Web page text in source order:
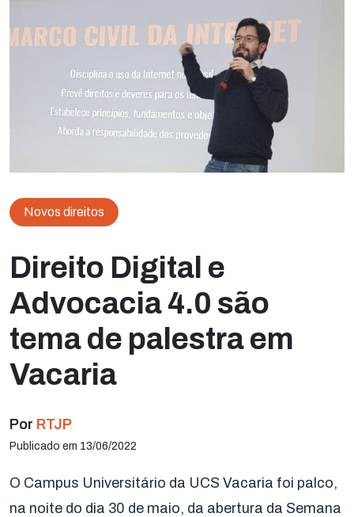
Novos direitos
Direito Digital e
Advocacia 4.0 são
tema de palestra em
Vacaria
Por RTJP
Publicado em 13/06/2022
O Campus Universitário da UCS Vacaria foi palco,
na noite do dia 30 de maio, da abertura da Semana